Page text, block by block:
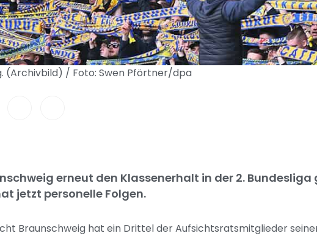
(Archivbild) / Foto: Swen Pförtner/dpa
erneut den Klassenerhalt in der 2. Bundesliga
jetzt personelle Folgen.
Braunschweig hat ein Drittel der Aufsichtsratsmitglieder